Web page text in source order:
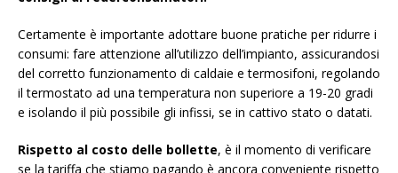
Certamente è importante adottare buone pratiche per ridurre i
consumi: fare attenzione all’utilizzo dell’impianto, assicurandosi
del corretto funzionamento di caldaie e termosifoni, regolando
il termostato ad una temperatura non superiore a 19-20 gradi
e isolando il più possibile gli infissi, se in cattivo stato o datati.
Rispetto al costo delle bollette, è il momento di verificare
se la tariffa che stiamo pagando è ancora conveniente rispetto